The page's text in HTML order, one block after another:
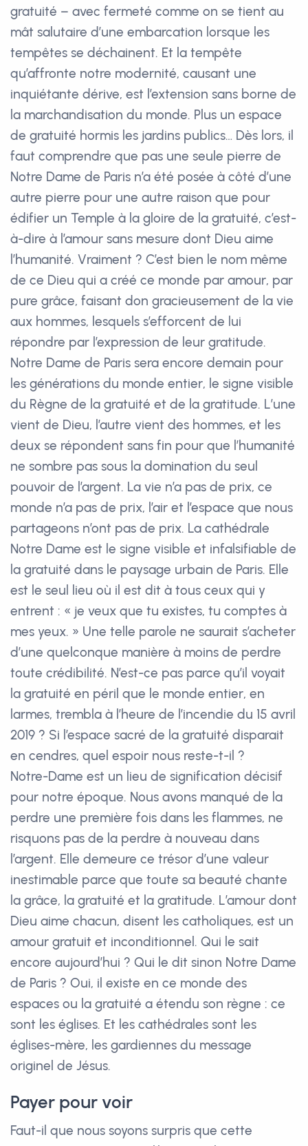
gratuité – avec fermeté comme on se tient au
mât salutaire d’une embarcation lorsque les
tempêtes se déchainent. Et la tempête
qu’affronte notre modernité, causant une
inquiétante dérive, est l’extension sans borne de
la marchandisation du monde. Plus un espace
de gratuité hormis les jardins publics… Dès lors, il
faut comprendre que pas une seule pierre de
Notre Dame de Paris n’a été posée à côté d’une
autre pierre pour une autre raison que pour
édifier un Temple à la gloire de la gratuité, c’est-
à-dire à l’amour sans mesure dont Dieu aime
l’humanité. Vraiment ? C’est bien le nom même
de ce Dieu qui a créé ce monde par amour, par
pure grâce, faisant don gracieusement de la vie
aux hommes, lesquels s’efforcent de lui
répondre par l’expression de leur gratitude.
Notre Dame de Paris sera encore demain pour
les générations du monde entier, le signe visible
du Règne de la gratuité et de la gratitude. L’une
vient de Dieu, l’autre vient des hommes, et les
deux se répondent sans fin pour que l’humanité
ne sombre pas sous la domination du seul
pouvoir de l’argent. La vie n’a pas de prix, ce
monde n’a pas de prix, l’air et l’espace que nous
partageons n’ont pas de prix. La cathédrale
Notre Dame est le signe visible et infalsifiable de
la gratuité dans le paysage urbain de Paris. Elle
est le seul lieu où il est dit à tous ceux qui y
entrent : « je veux que tu existes, tu comptes à
mes yeux. » Une telle parole ne saurait s’acheter
d’une quelconque manière à moins de perdre
toute crédibilité. N’est-ce pas parce qu’il voyait
la gratuité en péril que le monde entier, en
larmes, trembla à l’heure de l’incendie du 15 avril
2019 ? Si l’espace sacré de la gratuité disparait
en cendres, quel espoir nous reste-t-il ?
Notre-Dame est un lieu de signification décisif
pour notre époque. Nous avons manqué de la
perdre une première fois dans les flammes, ne
risquons pas de la perdre à nouveau dans
l’argent. Elle demeure ce trésor d’une valeur
inestimable parce que toute sa beauté chante
la grâce, la gratuité et la gratitude. L’amour dont
Dieu aime chacun, disent les catholiques, est un
amour gratuit et inconditionnel. Qui le sait
encore aujourd’hui ? Qui le dit sinon Notre Dame
de Paris ? Oui, il existe en ce monde des
espaces ou la gratuité a étendu son règne : ce
sont les églises. Et les cathédrales sont les
églises-mère, les gardiennes du message
originel de Jésus.
Payer pour voir
Faut-il que nous soyons surpris que cette